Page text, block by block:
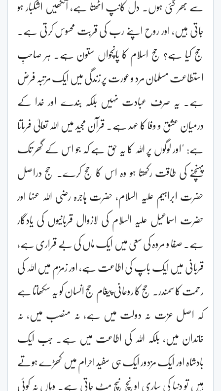
سے بھر گئی ہوں۔ دل کانپ اٹھتا ہے، آنکھیں اشکبار ہو
جاتی ہیں، اور روح اپنے رب کی قربت محسوس کرتی ہے۔
حج کیا ہے؟ حج اسلام کا پانچواں ستون ہے۔ ہر صاحبِ
استطاعت مسلمان مرد و عورت پر زندگی میں ایک مرتبہ فرض
ہے۔ یہ صرف عبادت نہیں بلکہ بندے اور خدا کے
درمیان عشق و وفا کا عہد ہے۔ قرآن مجید میں اللہ تعالیٰ فرماتا
ہے: "اور لوگوں پر اللہ کا یہ حق ہے کہ جو اس کے گھر تک
پہنچنے کی طاقت رکھتا ہو وہ اس کا حج کرے۔ حج دراصل
حضرت ابراہیم علیہ السلام، حضرت ہاجرہ رضی اللہ عنہا اور
حضرت اسماعیل علیہ السلام کی لازوال قربانیوں کی یادگار
ہے۔ صفا و مروہ کی سعی میں ایک ماں کی بے قراری ہے،
قربانی میں ایک باپ کی اطاعت ہے، اور زمزم میں اللہ کی
رحمت کا سمندر۔ حج کا روحانی پیغام حج انسان کو یہ سکھاتا ہے
کہ اصل عزت نہ دولت میں ہے، نہ منصب میں، نہ
خاندان میں، بلکہ اللہ کی اطاعت میں ہے۔ جب ایک
بادشاہ اور ایک مزدور ایک ہی سفید احرام میں کھڑے ہوتے
ہیں تو دنیا کی ساری اونچ نیچ مٹ جاتی ہے۔ وہاں نہ کوئی